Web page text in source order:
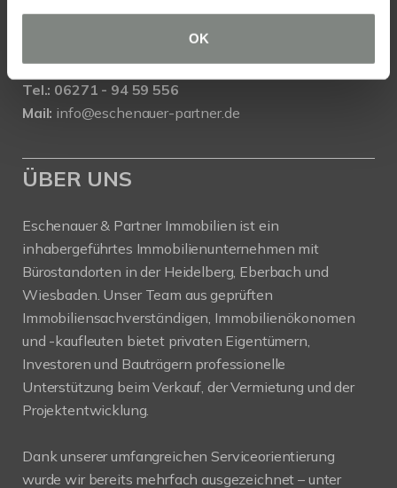
OK
Eschenauer & Partner Immobilien
Immobilienmakler EBERBACH
Danziger Straße 1/1, 69412 Eberbach
Tel.: 06271 - 94 59 556
Mail: info@eschenauer-partner.de
ÜBER UNS
Eschenauer & Partner Immobilien ist ein
inhabergeführtes Immobilienunternehmen mit
Bürostandorten in der Heidelberg, Eberbach und
Wiesbaden. Unser Team aus geprüften
Immobiliensachverständigen, Immobilienökonomen
und -kaufleuten bietet privaten Eigentümern,
Investoren und Bauträgern professionelle
Unterstützung beim Verkauf, der Vermietung und der
Projektentwicklung.
Dank unserer umfangreichen Serviceorientierung
wurde wir bereits mehrfach ausgezeichnet – unter